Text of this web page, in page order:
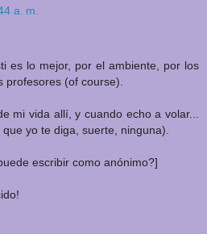
a. m.
es lo mejor, por el ambiente, por los
profesores (of course).
mi vida allí, y cuando echo a volar...
yo te diga, suerte, ninguna).
escribir como anónimo?]